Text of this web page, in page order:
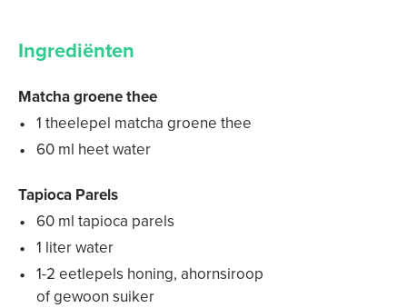
Ingrediënten
Matcha groene thee
1 theelepel matcha groene thee
60 ml heet water
Tapioca Parels
60 ml tapioca parels
1 liter water
1-2 eetlepels honing, ahornsiroop
of gewoon suiker